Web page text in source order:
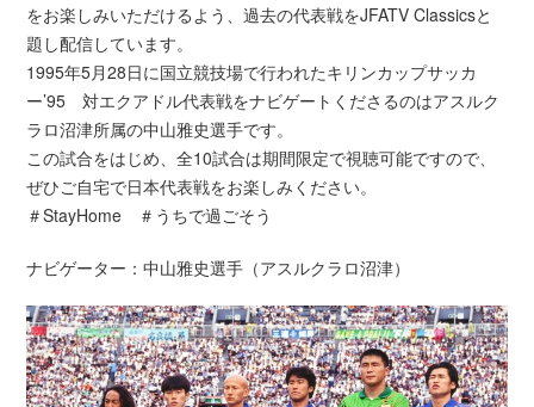
をお楽しみいただけるよう、過去の代表戦をJFATV Classicsと
題し配信しています。
1995年5月28日に国立競技場で行われたキリンカップサッカ
ー’95 対エクアドル代表戦をナビゲートくださるのはアスルク
ラロ沼津所属の中山雅史選手です。
この試合をはじめ、全10試合は期間限定で視聴可能ですので、
ぜひご自宅で日本代表戦をお楽しみください。
＃StayHome ＃うちで過ごそう
ナビゲーター：中山雅史選手（アスルクラロ沼津）